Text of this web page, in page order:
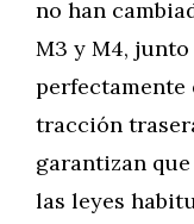
no han
M3 y M4,
perfectamente
tracción
garantizan
las leyes